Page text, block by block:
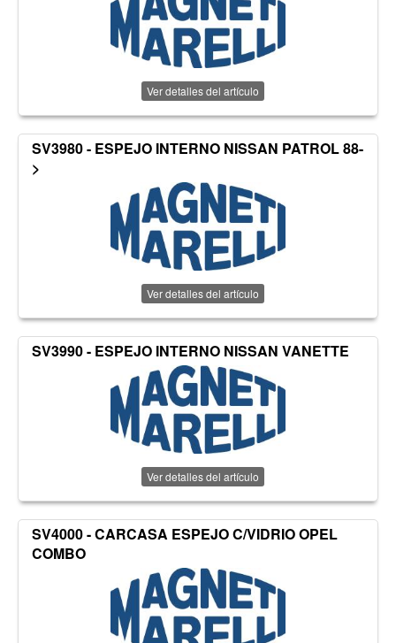
Ver detalles del artículo
SV3980 - ESPEJO INTERNO NISSAN PATROL 88-
>
Ver detalles del artículo
SV3990 - ESPEJO INTERNO NISSAN VANETTE
Ver detalles del artículo
SV4000 - CARCASA ESPEJO C/VIDRIO OPEL
COMBO